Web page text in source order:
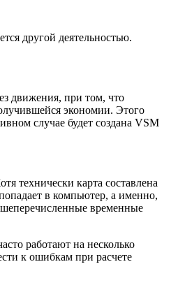
другой деятельностью.
движения, при том, что
экономии. Этого
случае будет создана VSM
технически карта составлена
в компьютер, а именно,
временные
работают на несколько
к ошибкам при расчете